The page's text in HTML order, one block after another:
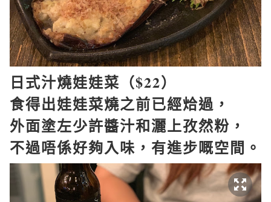
日式汁燒娃娃菜（$22）
食得出娃娃菜燒之前已經烚過，
外面塗左少許醬汁和灑上孜然粉，
不過唔係好夠入味，有進步嘅空間。